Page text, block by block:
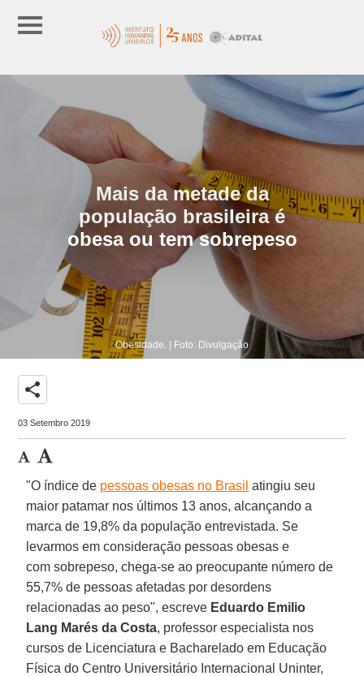
Mais da metade da
população brasileira é
obesa ou tem sobrepeso
Obesidade. | Foto: Divulgação
share
03 Setembro 2019
"O índice de pessoas obesas no Brasil atingiu seu
maior patamar nos últimos 13 anos, alcançando a
marca de 19,8% da população entrevistada. Se
levarmos em consideração pessoas obesas e
com sobrepeso, chega-se ao preocupante número de
55,7% de pessoas afetadas por desordens
relacionadas ao peso", escreve Eduardo Emilio
Lang Marés da Costa, professor especialista nos
cursos de Licenciatura e Bacharelado em Educação
Física do Centro Universitário Internacional Uninter,